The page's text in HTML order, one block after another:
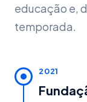
educação e,
temporada.
2021